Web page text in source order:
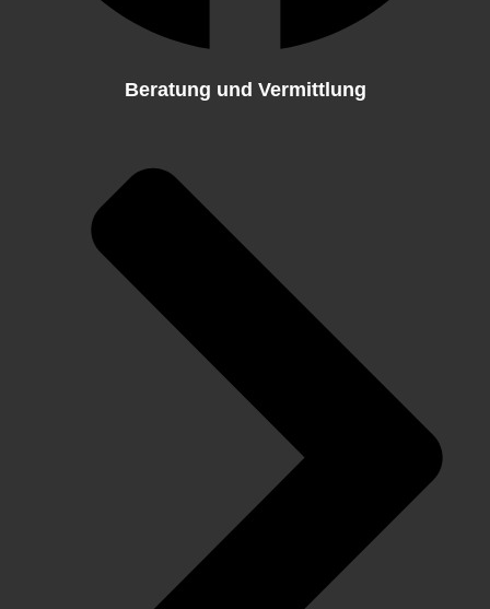
Beratung und Vermittlung